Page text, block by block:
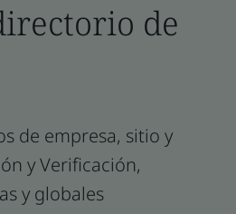
de
de empresa, sitio y
y Verificación,
y globales